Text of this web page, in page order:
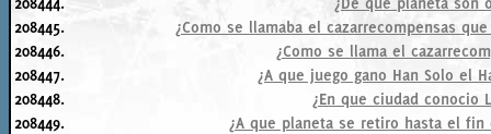
208445.
¿Como se llamaba el cazarrecompensas
208446.
¿Como se llama el
208447.
¿A que juego gano Han Solo el
208448.
¿En que ciudad conocio
208449.
¿A que planeta se retiro hasta el fin